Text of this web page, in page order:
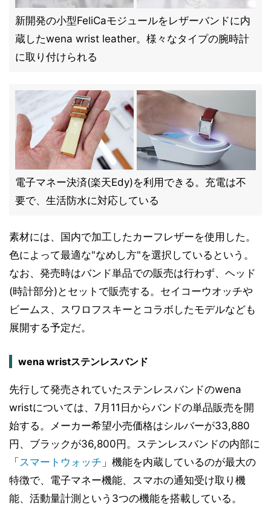
新開発の小型FeliCaモジュールをレザーバンドに内
蔵したwena wrist leather。様々なタイプの腕時計
に取り付けられる
電子マネー決済(楽天Edy)を利用できる。充電は不
要で、生活防水に対応している
素材には、国内で加工したカーフレザーを使用した。
色によって最適な"なめし方"を選択しているという。
なお、発売時はバンド単品での販売は行わず、ヘッド
(時計部分)とセットで販売する。セイコーウオッチや
ビームス、スワロフスキーとコラボしたモデルなども
展開する予定だ。
wena wristステンレスバンド
先行して発売されていたステンレスバンドのwena
wristについては、7月11日からバンドの単品販売を開
始する。メーカー希望小売価格はシルバーが33,880
円、ブラックが36,800円。ステンレスバンドの内部に
「 スマートウォッチ 」機能を内蔵しているのが最大の
特徴で、電子マネー機能、スマホの通知受け取り機
能、活動量計測という3つの機能を搭載している。